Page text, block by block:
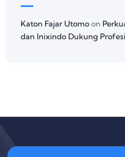
Katon Fajar Utomo on
dan Inixindo Dukung